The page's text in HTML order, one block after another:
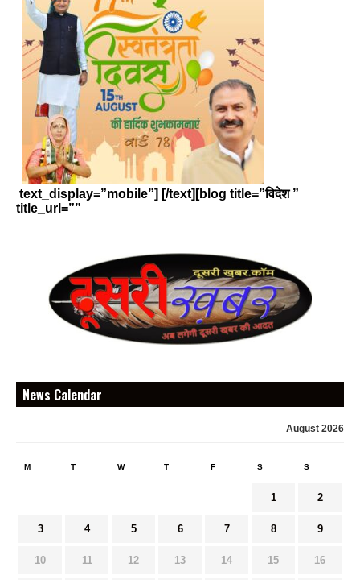
text_display=”mobile”] [/text][blog title=”विदेश ”
title_url=””
News Calendar
August 2026
M T W T F S S
1 2
3 4 5 6 7 8 9
10 11 12 13 14 15 16